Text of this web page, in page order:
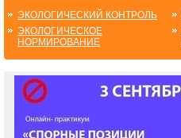
ЭКОЛОГИЧЕСКИЙ КОНТРОЛЬ
ЭКОЛОГИЧЕСКОЕ
НОРМИРОВАНИЕ